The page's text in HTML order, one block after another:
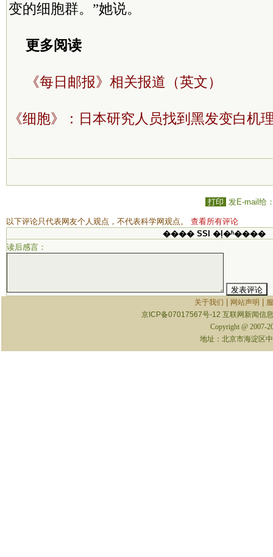
变的细胞群。”她说。
更多阅读
《每日邮报》相关报道（英文）
《细胞》：日本研究人员找到黑发变白机
打印 发E-mail给
以下评论只代表网友个人观点，不代表科学网观点。 查看所有评论
���� SSI �ļ�ʱ����
读后感言：
关于我们 网站声明
京ICP备07017567号-12 互联网新闻信
Copyright @ 2007-
地址：北京市海淀区